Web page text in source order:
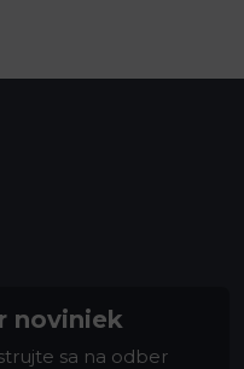
noviniek
sa na odber